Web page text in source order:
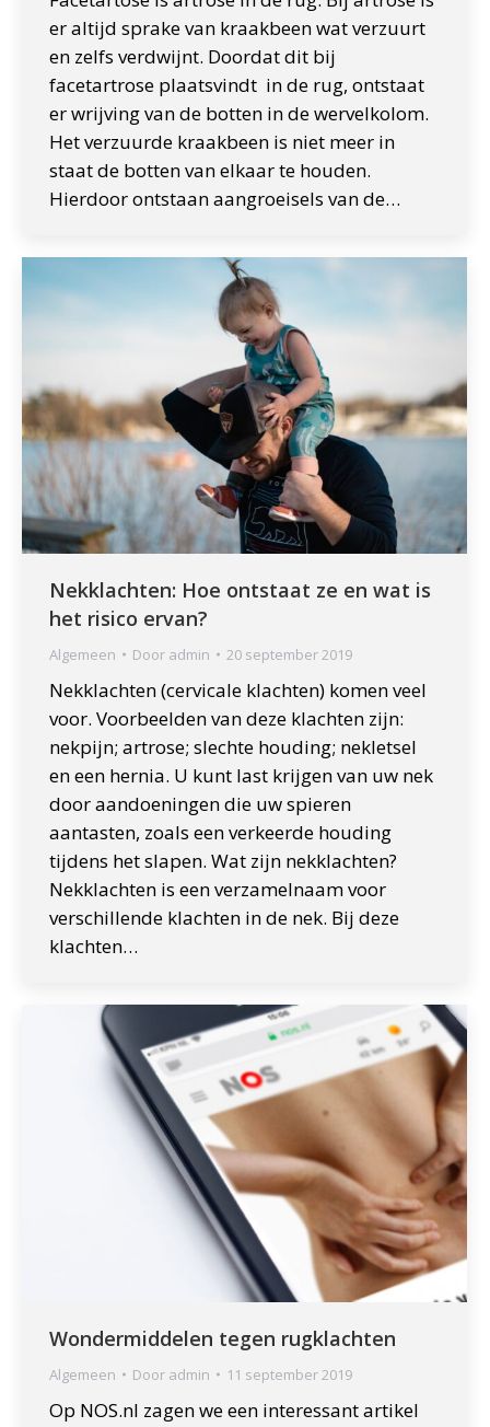
er altijd sprake van kraakbeen wat verzuurt
en zelfs verdwijnt. Doordat dit bij
facetartrose plaatsvindt in de rug, ontstaat
er wrijving van de botten in de wervelkolom.
Het verzuurde kraakbeen is niet meer in
staat de botten van elkaar te houden.
Hierdoor ontstaan aangroeisels van de…
Nekklachten: Hoe ontstaat ze en wat is
het risico ervan?
Algemeen Door admin 20 september 2019
Nekklachten (cervicale klachten) komen veel
voor. Voorbeelden van deze klachten zijn:
nekpijn; artrose; slechte houding; nekletsel
en een hernia. U kunt last krijgen van uw nek
door aandoeningen die uw spieren
aantasten, zoals een verkeerde houding
tijdens het slapen. Wat zijn nekklachten?
Nekklachten is een verzamelnaam voor
verschillende klachten in de nek. Bij deze
klachten…
Wondermiddelen tegen rugklachten
Algemeen Door admin 11 september 2019
Op NOS.nl zagen we een interessant artikel